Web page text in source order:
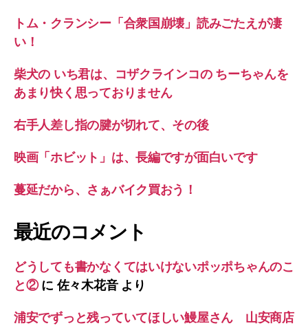
トム・クランシー「合衆国崩壊」読みごたえが凄
い！
柴犬の いち君は、コザクラインコの ちーちゃんを
あまり快く思っておりません
右手人差し指の腱が切れて、その後
映画「ホビット」は、長編ですが面白いです
蔓延だから、さぁバイク買おう！
最近のコメント
どうしても書かなくてはいけないポッポちゃんのこ
と②に佐々木花音より
浦安でずっと残っていてほしい鰻屋さん 山安商店